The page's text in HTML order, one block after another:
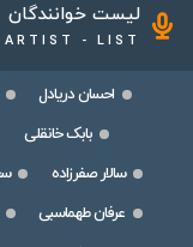
لیست خوانندگان
ARTIST - LIST
احسان دریادل
بابک خانقلی
سالار صفرزاده
عرفان طهماسبی